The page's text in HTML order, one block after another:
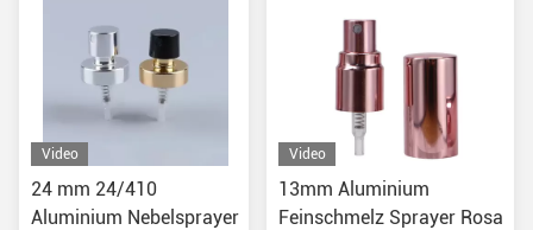
Video
24 mm 24/410
Aluminium Nebelsprayer
Video
13mm Aluminium
Feinschmelz Sprayer Rosa